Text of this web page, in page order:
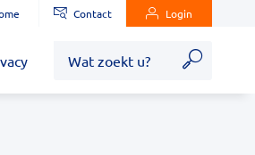
Contact Login